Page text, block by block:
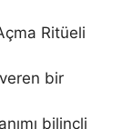
Ritüeli
bir
bilinçli